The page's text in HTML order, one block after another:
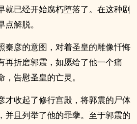
就已经开始腐朽堕落了。在这种剧
解脱。
秦彦的意图，对着圣皇的雕像忏悔
再折磨郭震，如愿给了他一个痛
告慰圣皇的亡灵。
才收起了修行宫殿，将郭震的尸体
并且列举了他的罪孽。至于郭震的